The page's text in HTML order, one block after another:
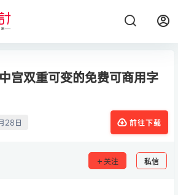
宫双重可变的免费可商用字
28日 前往下载
关注 私信